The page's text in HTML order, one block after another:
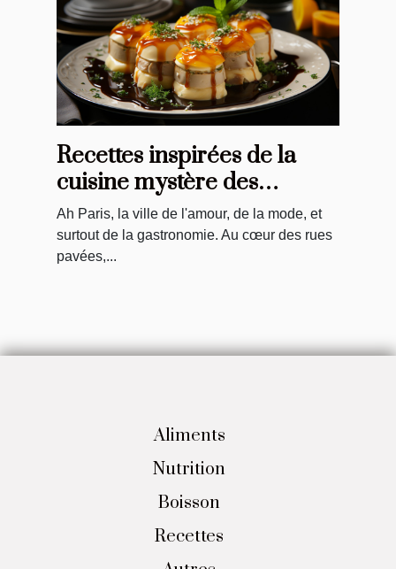
Recettes inspirées de la
cuisine mystère des
restaurants
gastronomiques parisiens
Ah Paris, la ville de l'amour, de la mode, et
surtout de la gastronomie. Au cœur des rues
pavées,...
Aliments
Nutrition
Boisson
Recettes